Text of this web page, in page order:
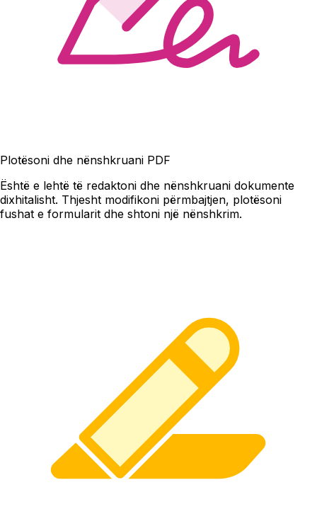
Plotësoni dhe nënshkruani PDF
Është e lehtë të redaktoni dhe nënshkruani dokumente
dixhitalisht. Thjesht modifikoni përmbajtjen, plotësoni
fushat e formularit dhe shtoni një nënshkrim.